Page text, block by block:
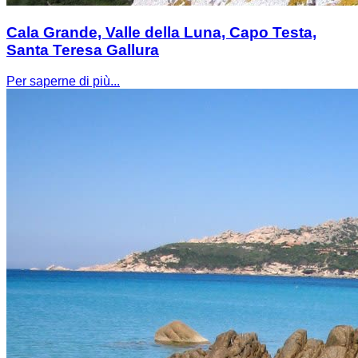
Cala Grande, Valle della Luna, Capo Testa,
Santa Teresa Gallura
Per saperne di più...